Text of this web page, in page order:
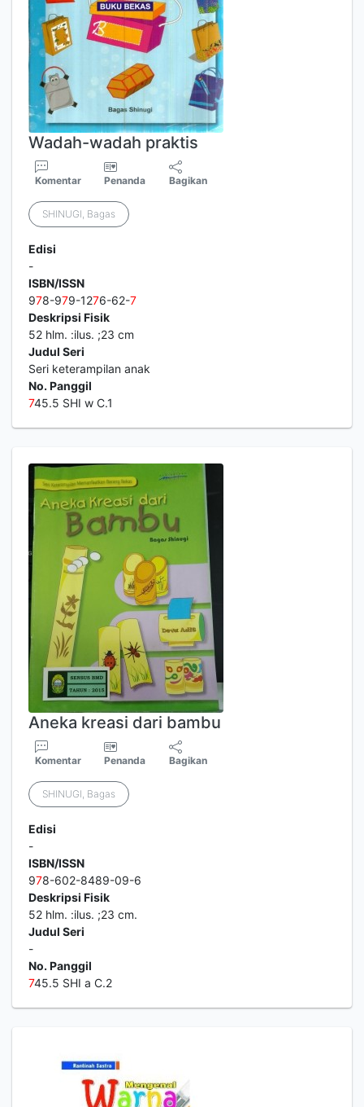
Wadah-wadah praktis
Komentar Penanda Bagikan
SHINUGI, Bagas
Edisi
-
ISBN/ISSN
978-979-1276-62-7
Deskripsi Fisik
52 hlm. :ilus. ;23 cm
Judul Seri
Seri keterampilan anak
No. Panggil
745.5 SHI w C.1
Aneka kreasi dari bambu
Komentar Penanda Bagikan
SHINUGI, Bagas
Edisi
-
ISBN/ISSN
978-602-8489-09-6
Deskripsi Fisik
52 hlm. :ilus. ;23 cm.
Judul Seri
-
No. Panggil
745.5 SHI a C.2